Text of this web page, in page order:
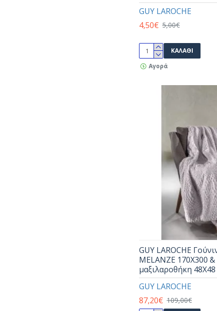
GUY LAROCHE
4,50€ 5,00€
ΚΑΛΆΘΙ
Αγορά
GUY LAROCHE
GUY LAROCHE
MELANZE 170X300
μαξιλαροθήκη 48X48
87,20€ 109,00€